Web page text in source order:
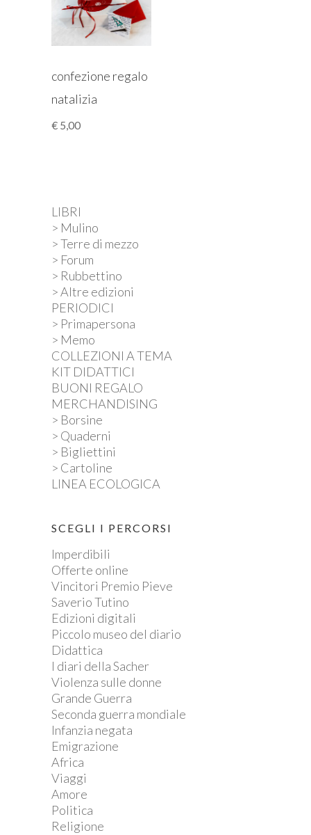
confezione regalo
natalizia
€ 5,00
LIBRI
> Mulino
> Terre di mezzo
> Forum
> Rubbettino
> Altre edizioni
PERIODICI
> Primapersona
> Memo
COLLEZIONI A TEMA
KIT DIDATTICI
BUONI REGALO
MERCHANDISING
> Borsine
> Quaderni
> Bigliettini
> Cartoline
LINEA ECOLOGICA
SCEGLI I PERCORSI
Imperdibili
Offerte online
Vincitori Premio Pieve
Saverio Tutino
Edizioni digitali
Piccolo museo del diario
Didattica
I diari della Sacher
Violenza sulle donne
Grande Guerra
Seconda guerra mondiale
Infanzia negata
Emigrazione
Africa
Viaggi
Amore
Politica
Religione